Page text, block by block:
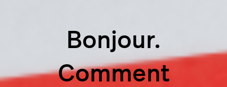
Bonjour.
Comment